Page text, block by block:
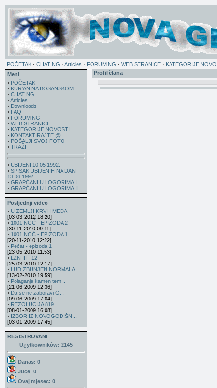
POČETAK · CHAT NG · Articles · FORUM NG · WEB STRANICE · KATEGORIJE
Meni
POČETAK
KUR'AN NA BOSANSKOM
CHAT NG
Articles
Downloads
FAQ
FORUM NG
WEB STRANICE
KATEGORIJE NOVOSTI
KONTAKTIRAJTE @
POŠALJI SVOJ FOTO
TRAŽI
UBIJENI 10.05.1992.
SPISAK UBIJENIH NA DAN
13.06.1992.
GRAPĆANI U LOGORIMA I
GRAPĆANI U LOGORIMA II
Posljednji video
U ZEMLJI KRVI I MEDA
[03-03-2012 18:20]
1001 NOĆ - EPIZODA 2
[30-11-2010 09:11]
1001 NOĆ - EPIZODA 1
[20-11-2010 12:22]
Pečat - epizoda 1
[23-05-2010 11:53]
LZN III - 12
[25-03-2010 12:17]
LUD ZBUNJEN NORMALA...
[13-02-2010 19:59]
Polaganje kamen tem...
[21-06-2009 12:36]
Da se ne zaboravi G...
[09-06-2009 17:04]
REZOLUCIJA 819
[08-01-2009 16:08]
IZBOR IZ NOVOGODIŠN...
[03-01-2009 17:45]
REGISTROVANI
U¿ytkowników: 2145
Danas: 0
Juce: 0
Ovaj mjesec: 0
Profil člana